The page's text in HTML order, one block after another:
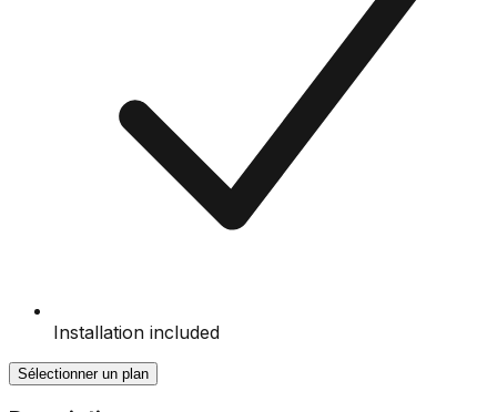
Installation included
Sélectionner un plan